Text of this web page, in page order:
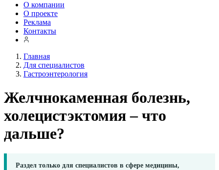
О компании
О проекте
Реклама
Контакты
Главная
Для специалистов
Гастроэнтерология
Желчнокаменная болезнь,
холецистэктомия – что
дальше?
Раздел только для специалистов в сфере медицины,